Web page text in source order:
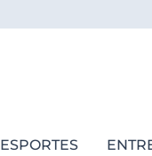
ESPORTES